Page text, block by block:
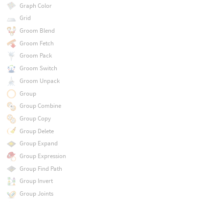
Graph Color
Grid
Groom Blend
Groom Fetch
Groom Pack
Groom Switch
Groom Unpack
Group
Group Combine
Group Copy
Group Delete
Group Expand
Group Expression
Group Find Path
Group Invert
Group Joints